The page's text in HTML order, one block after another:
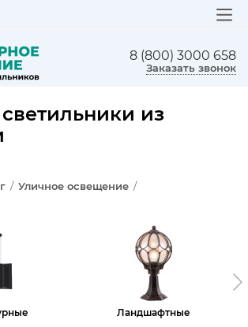
8 (800) 3000 658
Заказать звонок
из
/ Уличное освещение /
Ландшафтные
ЛАМПЫ
КАК В ИКЕА